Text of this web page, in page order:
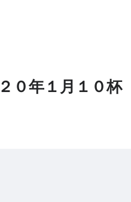
０年１月１０杯